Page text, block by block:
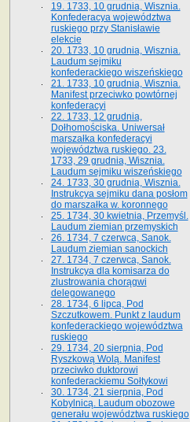
19. 1733, 10 grudnia, Wisznia.
Konfederacya województwa
ruskiego przy Stanisławie
elekcie
20. 1733, 10 grudnia, Wisznia.
Laudum sejmiku
konfederackiego wiszeńskiego
21. 1733, 10 grudnia, Wisznia.
Manifest przeciwko powtórnej
konfederacyi
22. 1733, 12 grudnia,
Dołhomościska. Uniwersał
marszałka konfederacyi
województwa ruskiego. 23.
1733, 29 grudnia, Wisznia.
Laudum sejmiku wiszeńskiego
24. 1733, 30 grudnia, Wisznia.
Instrukcya sejmiku dana posłom
do marszałka w. koronnego
25. 1734, 30 kwietnia, Przemyśl.
Laudum ziemian przemyskich
26. 1734, 7 czerwca, Sanok.
Laudum ziemian sanockich
27. 1734, 7 czerwca, Sanok.
Instrukcya dla komisarza do
zlustrowania chorągwi
delegowanego
28. 1734, 6 lipca, Pod
Szczutkowem. Punkt z laudum
konfederackiego województwa
ruskiego
29. 1734, 20 sierpnia, Pod
Ryszkową Wolą. Manifest
przeciwko duktorowi
konfederackiemu Sołtykowi
30. 1734, 21 sierpnia, Pod
Kobylnicą. Laudum obozowe
generału województwa ruskiego